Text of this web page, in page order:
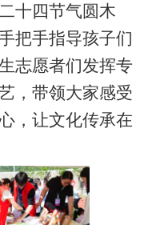
十四节气圆木
把手指导孩子们
志愿者们发挥专
，带领大家感受
，让文化传承在